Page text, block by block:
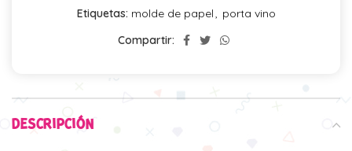
Etiquetas: molde de papel, porta vino
Compartir:
DESCRIPCIÓN